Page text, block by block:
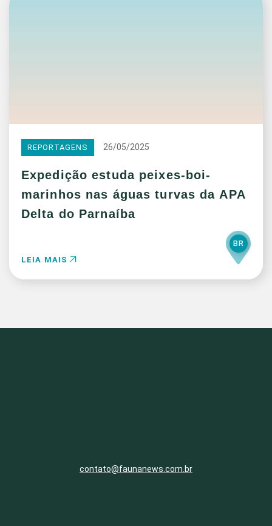
REPORTAGENS 26/05/2025
Expedição estuda peixes-boi-
marinhos nas águas turvas da APA
Delta do Parnaíba
LEIA MAIS
BR
contato@faunanews.com.br